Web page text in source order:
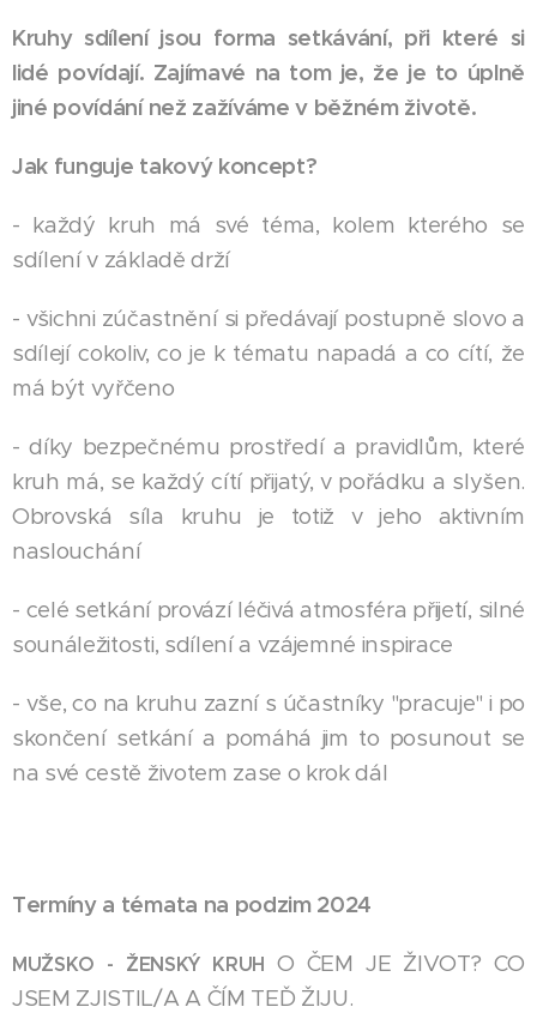
Kruhy sdílení jsou forma setkávání, při které si
lidé povídají. Zajímavé na tom je, že je to úplně
jiné povídání než zažíváme v běžném životě.
Jak funguje takový koncept?
- každý kruh má své téma, kolem kterého se
sdílení v základě drží
- všichni zúčastnění si předávají postupně slovo a
sdílejí cokoliv, co je k tématu napadá a co cítí, že
má být vyřčeno
- díky bezpečnému prostředí a pravidlům, které
kruh má, se každý cítí přijatý, v pořádku a slyšen.
Obrovská síla kruhu je totiž v jeho aktivním
naslouchání
- celé setkání provází léčivá atmosféra přijetí, silné
sounáležitosti, sdílení a vzájemné inspirace
- vše, co na kruhu zazní s účastníky "pracuje" i po
skončení setkání a pomáhá jim to posunout se
na své cestě životem zase o krok dál
Termíny a témata na podzim 2024
MUŽSKO - ŽENSKÝ KRUH O ČEM JE ŽIVOT? CO
JSEM ZJISTIL/A A ČÍM TEĎ ŽIJU.